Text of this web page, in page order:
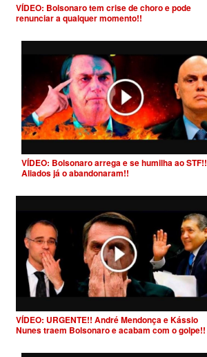
VÍDEO: Bolsonaro tem crise de choro e pode
renunciar a qualquer momento!!
VÍDEO: Bolsonaro arrega e se humilha ao STF!!
Aliados já o abandonaram!!
VÍDEO: URGENTE!! André Mendonça e Kássio
Nunes traem Bolsonaro e acabam com o golpe!!